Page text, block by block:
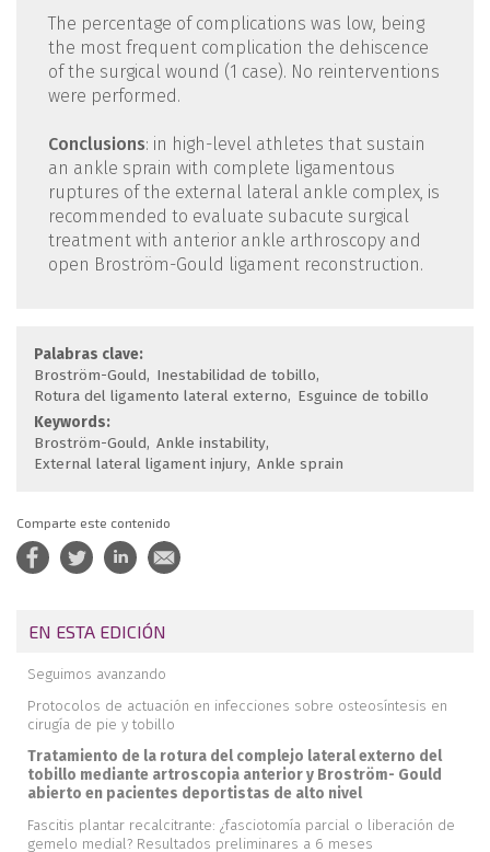
The percentage of complications was low, being
the most frequent complication the dehiscence
of the surgical wound (1 case). No reinterventions
were performed.
Conclusions: in high-level athletes that sustain
an ankle sprain with complete ligamentous
ruptures of the external lateral ankle complex, is
recommended to evaluate subacute surgical
treatment with anterior ankle arthroscopy and
open Broström-Gould ligament reconstruction.
Palabras clave:
Broström-Gould
Inestabilidad de tobillo
Rotura del ligamento lateral externo
Esguince de tobillo
Keywords:
Broström-Gould Ankle instability
External lateral ligament injury Ankle sprain
Comparte este contenido
EN ESTA EDICIÓN
Seguimos avanzando
Protocolos de actuación en infecciones sobre osteosíntesis en
cirugía de pie y tobillo
Tratamiento de la rotura del complejo lateral externo del
tobillo mediante artroscopia anterior y Broström- Gould
abierto en pacientes deportistas de alto nivel
Fascitis plantar recalcitrante: ¿fasciotomía parcial o liberación de
gemelo medial? Resultados preliminares a 6 meses